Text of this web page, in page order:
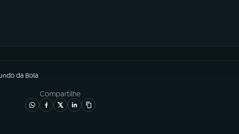
da Bola
Compartilhe